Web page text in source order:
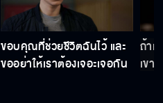
ขอบคุณที่ช่วยชีวิตฉันไว้ และ
ขออย่าให้เราต้องเจอะเจอกัน
ถ้าเ
เขา